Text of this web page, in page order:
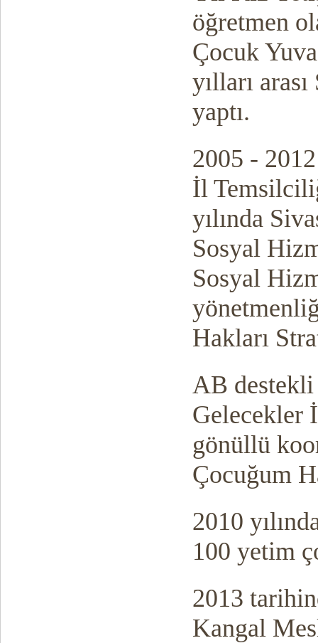
öğretmen
Çocuk
yılları
yaptı.
2005 -
İl
yılında
Sosyal
Sosyal
Hakları
AB
Gelecekler
gönüllü
Çocuğum
2010
100 yetim
2013
Kangal